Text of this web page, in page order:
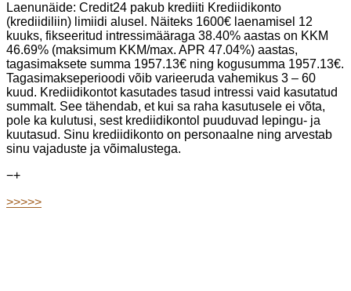
Laenunäide: Credit24 pakub krediiti Krediidikonto
(krediidiliin) limiidi alusel. Näiteks 1600€ laenamisel 12
kuuks, fikseeritud intressimääraga 38.40% aastas on KKM
46.69% (maksimum KKM/max. APR 47.04%) aastas,
tagasimaksete summa 1957.13€ ning kogusumma 1957.13€.
Tagasimakseperioodi võib varieeruda vahemikus 3 – 60
kuud. Krediidikontot kasutades tasud intressi vaid kasutatud
summalt. See tähendab, et kui sa raha kasutusele ei võta,
pole ka kulutusi, sest krediidikontol puuduvad lepingu- ja
kuutasud. Sinu krediidikonto on personaalne ning arvestab
sinu vajaduste ja võimalustega.
−+
>>>>>